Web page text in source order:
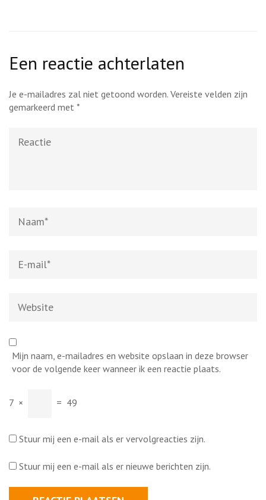
Een reactie achterlaten
Je e-mailadres zal niet getoond worden. Vereiste velden zijn
gemarkeerd met *
mail*
Mijn naam, e-mailadres en website opslaan in deze browser
voor de volgende keer wanneer ik een reactie plaats.
7 × = 49
Stuur mij een e-mail als er vervolgreacties zijn.
Stuur mij een e-mail als er nieuwe berichten zijn.